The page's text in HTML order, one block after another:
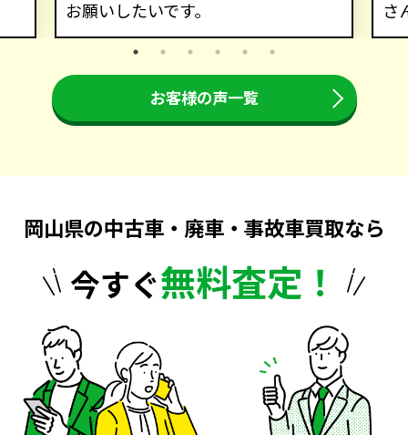
お願いしたいです。
さ
お客様の声一覧
岡山県の中古車・廃車・事故車買取なら
今すぐ無料査定！